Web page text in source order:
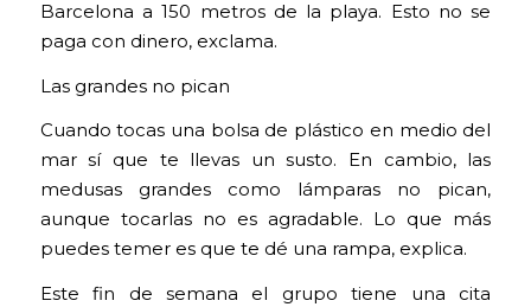
Barcelona a 150 metros de la playa. Esto no se
paga con dinero, exclama.
Las grandes no pican
Cuando tocas una bolsa de plástico en medio del
mar sí que te llevas un susto. En cambio, las
medusas grandes como lámparas no pican,
aunque tocarlas no es agradable. Lo que más
puedes temer es que te dé una rampa, explica.
Este fin de semana el grupo tiene una cita